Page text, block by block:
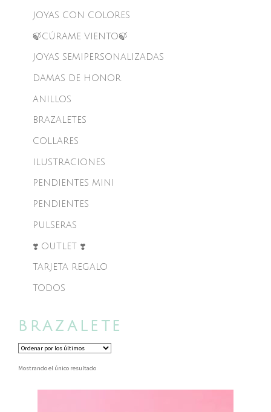
JOYAS CON COLORES
🍃CÚRAME VIENTO🍃
JOYAS SEMIPERSONALIZADAS
DAMAS DE HONOR
ANILLOS
BRAZALETES
COLLARES
ILUSTRACIONES
PENDIENTES MINI
PENDIENTES
PULSERAS
❣️ OUTLET ❣️
TARJETA REGALO
TODOS
BRAZALETE
Mostrando el único resultado